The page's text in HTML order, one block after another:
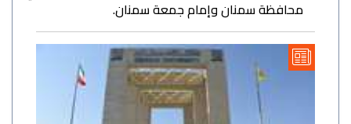
محافظة سمنان وإمام جمعة سمنان.